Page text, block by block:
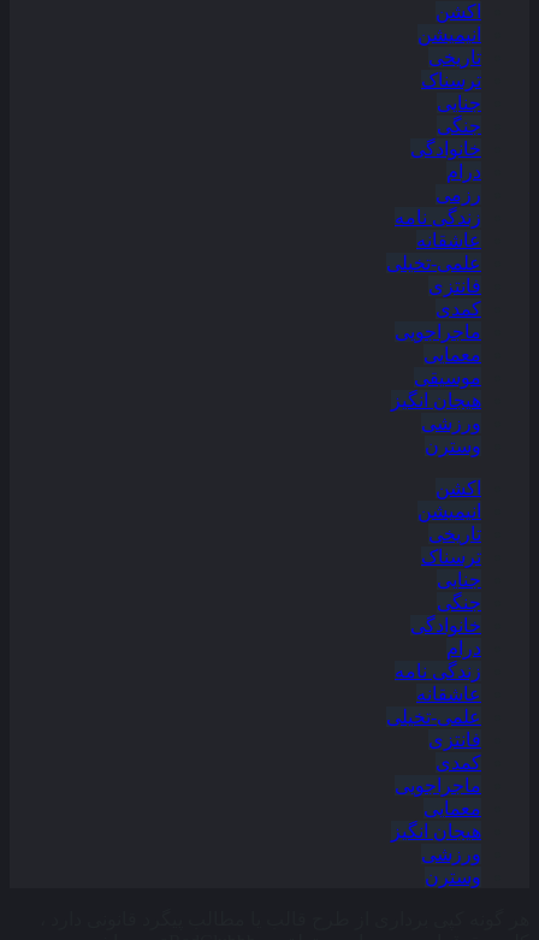
اکشن
انیمیشن
تاریخی
ترسناک
جنایی
جنگی
خانوادگی
درام
رزمی
زندگی نامه
عاشقانه
علمی-تخیلی
فانتزی
کمدی
ماجراجویی
معمایی
موسیقی
هیجان انگیز
ورزشی
وسترن
اکشن
انیمیشن
تاریخی
ترسناک
جنایی
جنگی
خانوادگی
درام
زندگی نامه
عاشقانه
علمی-تخیلی
فانتزی
کمدی
ماجراجویی
معمایی
هیجان انگیز
ورزشی
وسترن